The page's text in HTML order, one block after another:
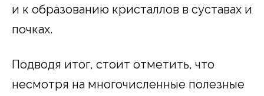
и к образованию кристаллов в суставах и
почках.
Подводя итог, стоит отметить, что
несмотря на многочисленные полезные